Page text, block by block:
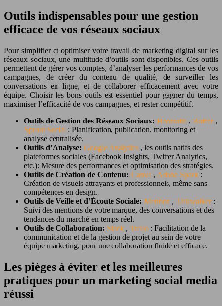
Outils indispensables pour une gestion
efficace de vos réseaux sociaux
Pour simplifier et optimiser votre travail de marketing digital sur les
réseaux sociaux, une multitude d’outils sont disponibles. Ces outils
permettent de gérer vos comptes, d’analyser les performances de vos
campagnes, de créer du contenu de qualité, de surveiller les
conversations en ligne, et de collaborer efficacement avec votre
équipe. Choisir les bons outils est essentiel pour gagner du temps,
maximiser l’efficacité de vos campagnes, et rester compétitif.
Outils de Gestion des Réseaux Sociaux: Hootsuite , Buffer ,
Sprout Social : Planification, publication, monitoring et
analyse centralisée.
Outils d’Analyse: Google Analytics , les outils natifs des
plateformes sociales (Facebook Insights, Twitter Analytics,
etc.): Mesure des performances et optimisation des stratégies.
Outils de Création de Contenu: Canva , Adobe Spark :
Création de visuels attrayants et professionnels, même sans
compétences en design.
Outils de Veille et d’Écoute Sociale: Mention , Talkwalker :
Suivi des mentions de votre marque, des conversations et des
tendances du marché en temps réel.
Outils de Collaboration: Slack , Trello : Facilitation de la
communication et de la gestion de projet au sein de votre
équipe marketing, pour une collaboration fluide et efficace.
Les pièges à éviter et les meilleures
pratiques pour un marketing social media
réussi